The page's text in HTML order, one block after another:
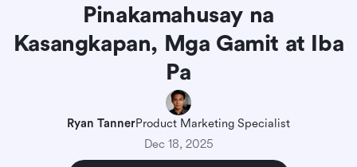
Pinakamahusay na
Kasangkapan, Mga Gamit at Iba
Pa
Ryan TannerProduct Marketing Specialist
Dec 18, 2025